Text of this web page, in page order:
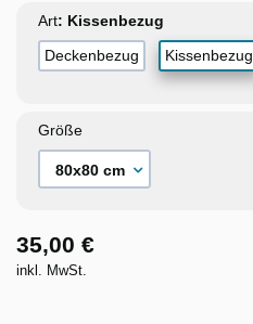
Art
Deckenbezug Kissenbezug
Größe
35,00 €
inkl. MwSt.